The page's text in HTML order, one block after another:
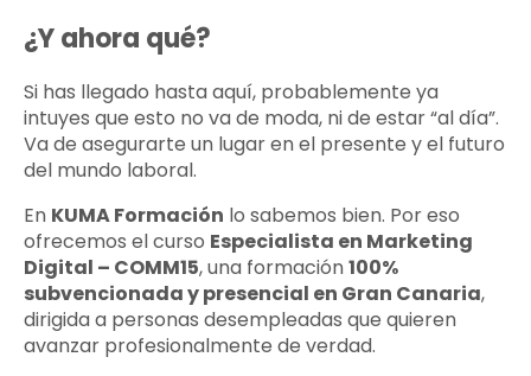
¿Y ahora qué?
Si has llegado hasta aquí, probablemente ya
intuyes que esto no va de moda, ni de estar “al día”.
Va de asegurarte un lugar en el presente y el futuro
del mundo laboral.
En KUMA Formación lo sabemos bien. Por eso
ofrecemos el curso Especialista en Marketing
Digital – COMM15, una formación100%
subvencionada y presencial en Gran Canaria,
dirigida a personas desempleadas que quieren
avanzar profesionalmente de verdad.